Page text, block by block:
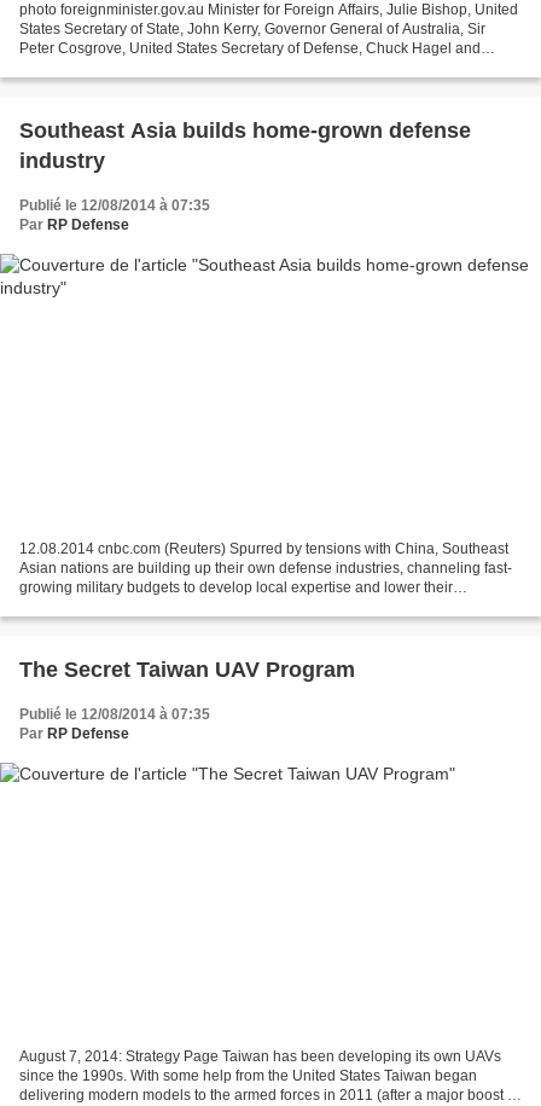
photo foreignminister.gov.au Minister for Foreign Affairs, Julie Bishop, United
States Secretary of State, John Kerry, Governor General of Australia, Sir
Peter Cosgrove, United States Secretary of Defense, Chuck Hagel and
Southeast Asia builds home-grown defense
industry
Publié le 12/08/2014 à 07:35
Par RP Defense
12.08.2014 cnbc.com (Reuters) Spurred by tensions with China, Southeast
Asian nations are building up their own defense industries, channeling fast-
growing military budgets to develop local expertise and lower their
The Secret Taiwan UAV Program
Publié le 12/08/2014 à 07:35
Par RP Defense
August 7, 2014: Strategy Page Taiwan has been developing its own UAVs
since the 1990s. With some help from the United States Taiwan began
delivering modern models to the armed forces in 2011 (after a major boost in